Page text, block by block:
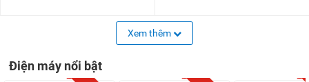
Xem thêm
Điện máy nổi bật